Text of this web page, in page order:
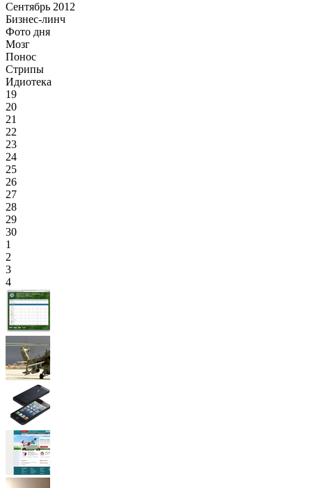
Сентябрь 2012
Бизнес-линч
Фото дня
Мозг
Понос
Стрипы
Идиотека
19
20
21
22
23
24
25
26
27
28
29
30
1
2
3
4